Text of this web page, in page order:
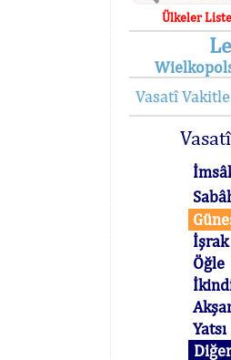
Ülkeler
Vasatî
İşrak
Öğle
Yatsı